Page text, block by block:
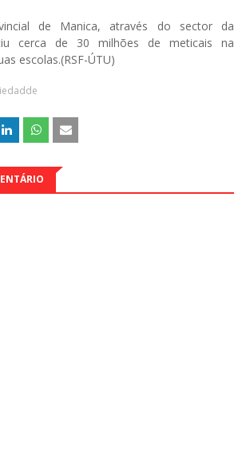
de Manica, através do sector da
cerca de 30 milhões de meticais na
escolas.(RSF-ÚTU)